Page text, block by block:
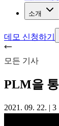
소개
데모 신청하기
모든 기사
PLM을
2021. 09. 22. | 3